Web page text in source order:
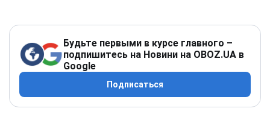
Будьте первыми в курсе главного –
подпишитесь на Новини на OBOZ.UA в
Google
Подписаться